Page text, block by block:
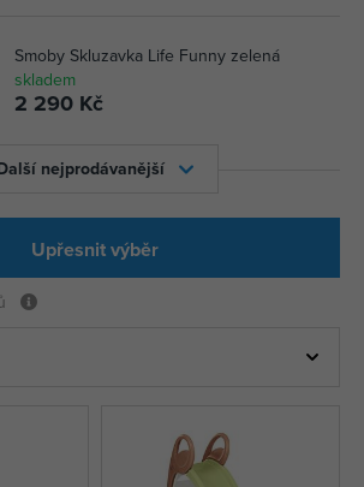
Smoby Skluzavka Life Funny zelená
skladem
2 290 Kč
nejprodávanější
Upřesnit výběr